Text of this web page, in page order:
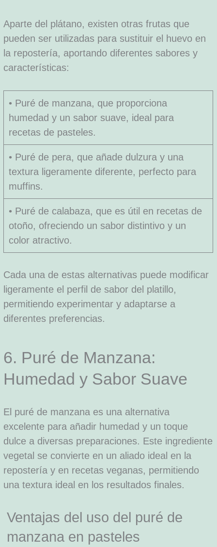
Aparte del plátano, existen otras frutas que
pueden ser utilizadas para sustituir el huevo en
la repostería, aportando diferentes sabores y
características:
• Puré de manzana, que proporciona
humedad y un sabor suave, ideal para
recetas de pasteles.
• Puré de pera, que añade dulzura y una
textura ligeramente diferente, perfecto para
muffins.
• Puré de calabaza, que es útil en recetas de
otoño, ofreciendo un sabor distintivo y un
color atractivo.
Cada una de estas alternativas puede modificar
ligeramente el perfil de sabor del platillo,
permitiendo experimentar y adaptarse a
diferentes preferencias.
6. Puré de Manzana:
Humedad y Sabor Suave
El puré de manzana es una alternativa
excelente para añadir humedad y un toque
dulce a diversas preparaciones. Este ingrediente
vegetal se convierte en un aliado ideal en la
repostería y en recetas veganas, permitiendo
una textura ideal en los resultados finales.
Ventajas del uso del puré de
manzana en pasteles